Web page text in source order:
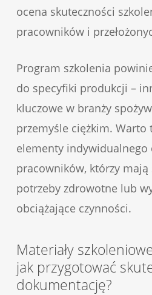
ocena skuteczności
pracowników i
Program szkolenia
do specyfiki produkcji –
kluczowe w branży
przemyśle ciężkim. Warto
elementy indywidualnego
pracowników, którzy mają
potrzeby zdrowotne lub
obciążające czynności.
Materiały
jak przygotować
dokumentację?